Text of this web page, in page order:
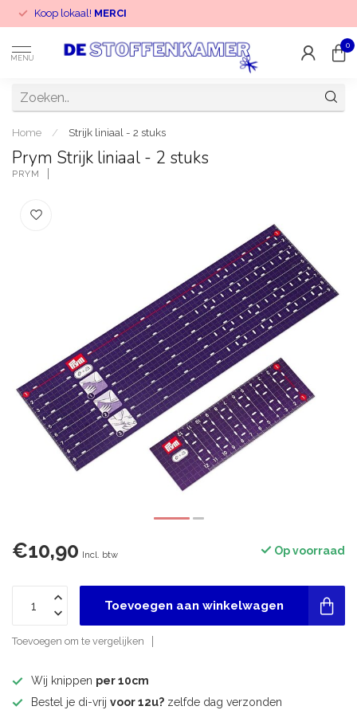
Koop lokaal! MERCI
MENU
0
Home / Strijk liniaal - 2 stuks
Prym Strijk liniaal - 2 stuks
PRYM
€10,90 Incl. btw Op voorraad
Toevoegen aan winkelwagen
Toevoegen om te vergelijken
Wij knippen per 10cm
Bestel je di-vrij voor 12u? zelfde dag verzonden